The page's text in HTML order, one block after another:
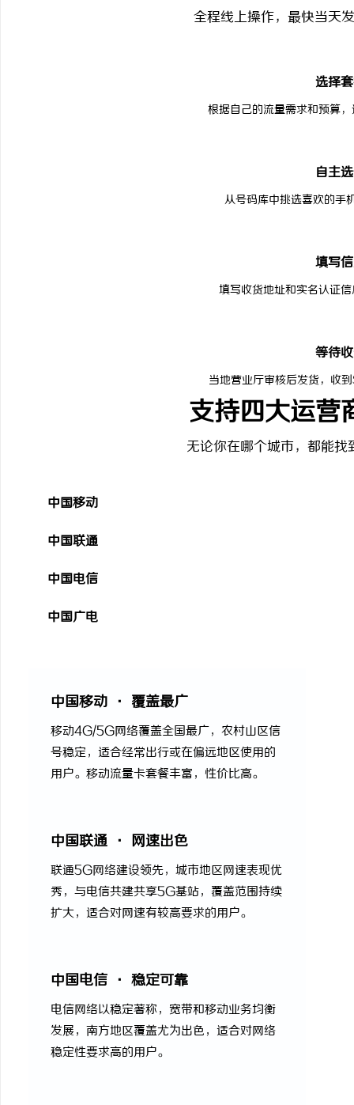
全程线上操作，最快当天
选择
根据自己的流量需求和预算
自主
从号码库中挑选喜欢的手
填写
填写收货地址和实名认证
等待
当地营业厅审核后发货，收
支持四大运营
无论你在哪个城市，都能
中国移动
中国联通
中国电信
中国广电
中国移动 · 覆盖最广
移动4G/5G网络覆盖全国最广，农村山区信
号稳定，适合经常出行或在偏远地区使用的
用户。移动流量卡套餐丰富，性价比高。
中国联通 · 网速出色
联通5G网络建设领先，城市地区网速表现优
秀，与电信共建共享5G基站，覆盖范围持续
扩大，适合对网速有较高要求的用户。
中国电信 · 稳定可靠
电信网络以稳定著称，宽带和移动业务均衡
发展，南方地区覆盖尤为出色，适合对网络
稳定性要求高的用户。